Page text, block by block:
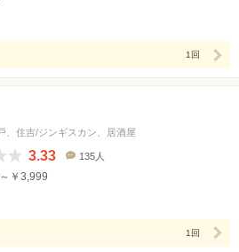
数
1回
、住吉/ジンギスカン、居酒屋
3.33
数
135人
￥3,999
1回